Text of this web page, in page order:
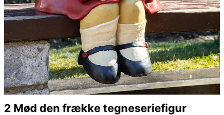
2 Mød den frække tegneseriefigur